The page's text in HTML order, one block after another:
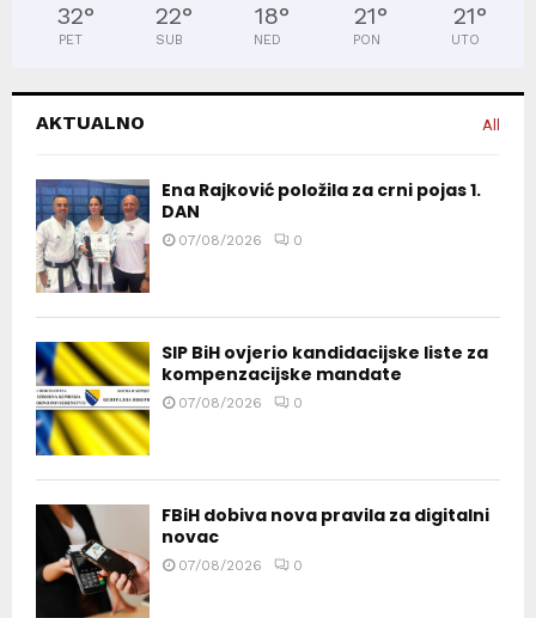
32°
PET
22°
SUB
18°
NED
21°
PON
21°
UTO
AKTUALNO All
Ena Rajković položila za crni pojas 1.
DAN
07/08/2026 0
SIP BiH ovjerio kandidacijske liste za
kompenzacijske mandate
07/08/2026 0
FBiH dobiva nova pravila za digitalni
novac
07/08/2026 0